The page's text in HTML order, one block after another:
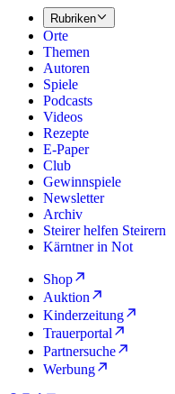
Rubriken
Orte
Themen
Autoren
Spiele
Podcasts
Videos
Rezepte
E-Paper
Club
Gewinnspiele
Newsletter
Archiv
Steirer helfen Steirern
Kärntner in Not
Shop
Auktion
Kinderzeitung
Trauerportal
Partnersuche
Werbung